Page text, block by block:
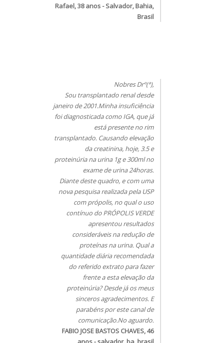
Rafael, 38 anos - Salvador, Bahia,
Brasil
Nobres Drº(ª),
Sou transplantado renal desde
janeiro de 2001.Minha insuficiência
foi diagnosticada como IGA, que já
está presente no rim
transplantado. Causando elevação
da creatinina, hoje, 3.5 e
proteinúria na urina 1g e 300ml no
exame de urina 24horas.
Diante deste quadro, e com uma
nova pesquisa realizada pela USP
com própolis, no qual o uso
contínuo do PRÓPOLIS VERDE
apresentou resultados
consideráveis na redução de
proteínas na urina. Qual a
quantidade diária recomendada
do referido extrato para fazer
frente a esta elevação da
proteinúria? Desde já os meus
sinceros agradecimentos. E
parabéns por este canal de
comunicação.No aguardo.
FABIO JOSE BASTOS CHAVES, 46